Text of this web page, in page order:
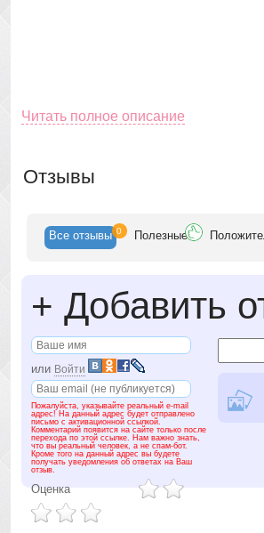
Читать полное описание
Отзывы
Все отзывы 0 Полезные Положит
+ Добавить
или Войти
Пожалуйста, указывайте реальный e-mail
адрес! На данный адрес будет отправлено
письмо с активационной ссылкой.
Комментарий появится на сайте только после
перехода по этой ссылке. Нам важно знать,
что вы реальный человек, а не спам-бот.
Кроме того на данный адрес вы будете
получать уведомления об ответах на Ваш
отзыв.
Оценка